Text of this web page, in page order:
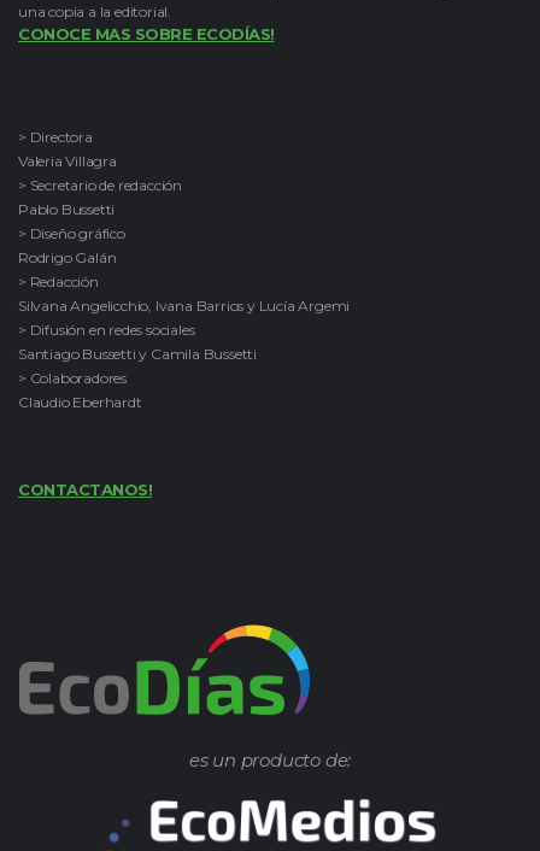
una copia a la editorial.
CONOCE MAS SOBRE ECODÍAS!
> Directora
Valeria Villagra
> Secretario de redacción
Pablo Bussetti
> Diseño gráfico
Rodrigo Galán
> Redacción
Silvana Angelicchio, Ivana Barrios y Lucía Argemi
> Difusión en redes sociales
Santiago Bussetti y Camila Bussetti
> Colaboradores
Claudio Eberhardt
CONTACTANOS!
es un producto de: